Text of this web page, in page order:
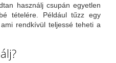
használj csupán egyetlen
tételére. Például tűzz egy
rendkívül teljessé teheti a